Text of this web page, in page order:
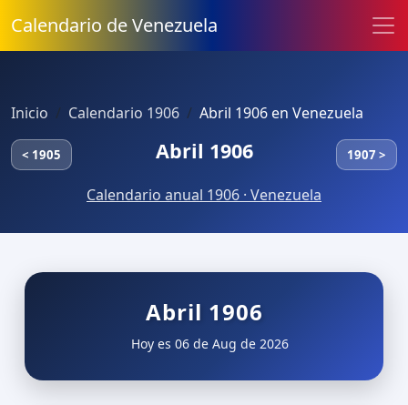
Calendario de Venezuela
Inicio Calendario 1906 Abril 1906 en Venezuela
< 1905 Abril 1906 1907 >
Calendario anual 1906 · Venezuela
Abril 1906
Hoy es 06 de Aug de 2026